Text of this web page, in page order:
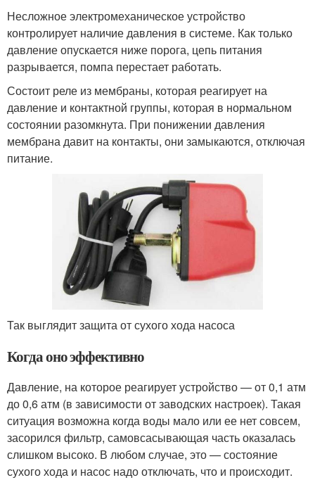
Несложное электромеханическое устройство
контролирует наличие давления в системе. Как только
давление опускается ниже порога, цепь питания
разрывается, помпа перестает работать.
Состоит реле из мембраны, которая реагирует на
давление и контактной группы, которая в нормальном
состоянии разомкнута. При понижении давления
мембрана давит на контакты, они замыкаются, отключая
питание.
Так выглядит защита от сухого хода насоса
Когда оно эффективно
Давление, на которое реагирует устройство — от 0,1 атм
до 0,6 атм (в зависимости от заводских настроек). Такая
ситуация возможна когда воды мало или ее нет совсем,
засорился фильтр, самовсасывающая часть оказалась
слишком высоко. В любом случае, это — состояние
сухого хода и насос надо отключать, что и происходит.